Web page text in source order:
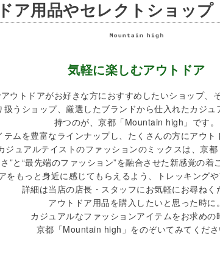
ア用品やセレクトショッ
気軽に楽しむアウトドア
ウトドアがお好きな方におすすめしたいショップ、
うショップ、厳選したブランドから仕入れたカジ
持つのが、京都「Mountain high」です。
ムを豊富なラインナップし、たくさんの方にアウト
ジュアルテイストのファッションのミックスは、京
”と“最先端のファッション”を融合させた新感覚の着
もっと身近に感じてもらえるよう、トレッキング
詳細は当店の店長・スタッフにお気軽にお尋ねく
アウトドア用品を購入したいと思った時に。
カジュアルなファッションアイテムをお求めの
京都「Mountain high」をのぞいてみてくださ